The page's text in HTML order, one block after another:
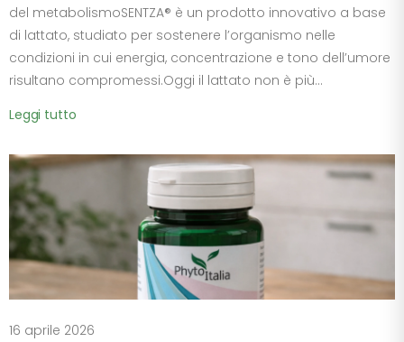
del metabolismoSENTZA® è un prodotto innovativo a base
di lattato, studiato per sostenere l’organismo nelle
condizioni in cui energia, concentrazione e tono dell’umore
risultano compromessi.Oggi il lattato non è più...
Leggi tutto
16 aprile 2026